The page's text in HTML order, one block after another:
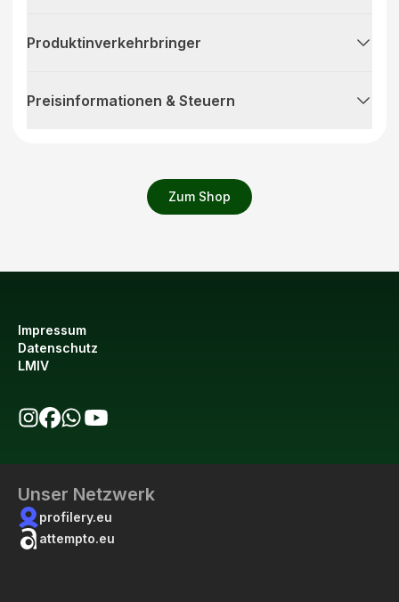
Zum Shop
Produktinverkehrbringer
Preisinformationen & Steuern
Impressum
Datenschutz
LMIV
Unser Netzwerk
profilery.eu
attempto.eu